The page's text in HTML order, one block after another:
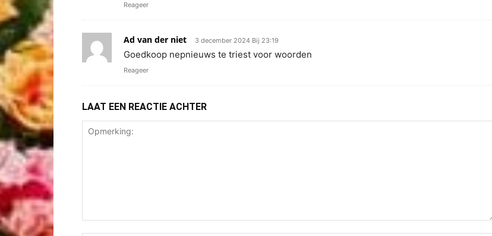
Reageer
Ad van der niet 3 december 2024 Bij 23:19
Goedkoop nepnieuws te triest voor woorden
Reageer
LAAT EEN REACTIE ACHTER